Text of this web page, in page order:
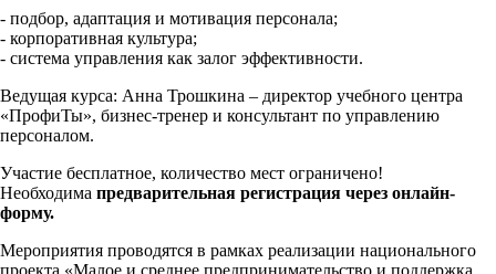
- подбор, адаптация и мотивация персонала;
- корпоративная культура;
- система управления как залог эффективности.
Ведущая курса: Анна Трошкина – директор учебного центра
«ПрофиТы», бизнес-тренер и консультант по управлению
персоналом.
Участие бесплатное, количество мест ограничено!
Необходима предварительная регистрация через онлайн-
форму.
Мероприятия проводятся в рамках реализации национального
проекта «Малое и среднее предпринимательство и поддержка